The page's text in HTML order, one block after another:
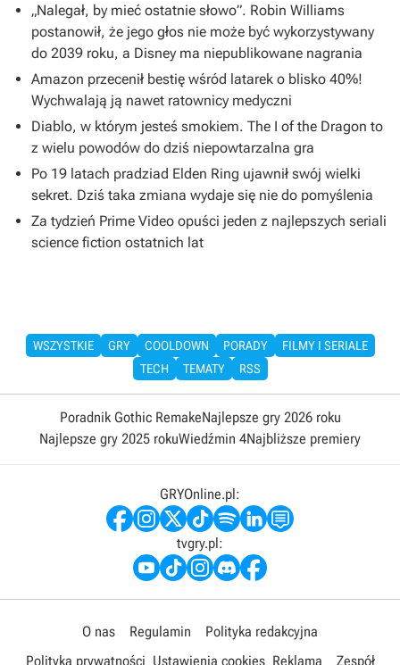
„Nalegał, by mieć ostatnie słowo”. Robin Williams
postanowił, że jego głos nie może być wykorzystywany
do 2039 roku, a Disney ma niepublikowane nagrania
Amazon przecenił bestię wśród latarek o blisko 40%!
Wychwalają ją nawet ratownicy medyczni
Diablo, w którym jesteś smokiem. The I of the Dragon to
z wielu powodów do dziś niepowtarzalna gra
Po 19 latach pradziad Elden Ring ujawnił swój wielki
sekret. Dziś taka zmiana wydaje się nie do pomyślenia
Za tydzień Prime Video opuści jeden z najlepszych seriali
science fiction ostatnich lat
WSZYSTKIE GRY COOLDOWN PORADY
FILMY I SERIALE
TECH
TEMATY RSS
Poradnik Gothic RemakeNajlepsze gry 2026 roku
Najlepsze gry 2025 rokuWiedźmin 4Najbliższe premiery
GRYOnline.pl:
tvgry.pl:
O nas Regulamin
Polityka redakcyjna
Polityka prywatności Ustawienia cookies Reklama Zespół